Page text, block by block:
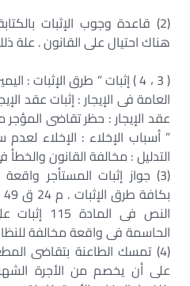
(2) قاعدة وجوب الإثبات
هناك احتيال على القانون . علة
( 3 ، 4 ) إثبات ” طرق الإثبات :
العامة فى الإيجار : إثبات عقد
عقد الإيجار : حظر تقاضى المؤجر
” أسباب الإخلاء : الإخلاء
التدليل : مخالفة القانون والخطأ
(3) جواز إثبات المستأجر
النص فى
الحاسمة فى واقعة مخالفة
(4) تمسك الطاعنة بتقاضى
على أن يخصم من الأجرة